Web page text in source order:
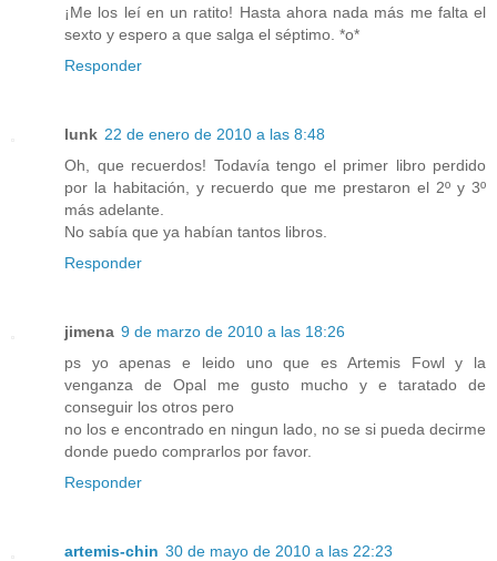
¡Me los leí en un ratito! Hasta ahora nada más me falta el
sexto y espero a que salga el séptimo. *o*
Responder
lunk 22 de enero de 2010 a las 8:48
Oh, que recuerdos! Todavía tengo el primer libro perdido
por la habitación, y recuerdo que me prestaron el 2º y 3º
más adelante.
No sabía que ya habían tantos libros.
Responder
jimena 9 de marzo de 2010 a las 18:26
ps yo apenas e leido uno que es Artemis Fowl y la
venganza de Opal me gusto mucho y e taratado de
conseguir los otros pero
no los e encontrado en ningun lado, no se si pueda decirme
donde puedo comprarlos por favor.
Responder
artemis-chin 30 de mayo de 2010 a las 22:23